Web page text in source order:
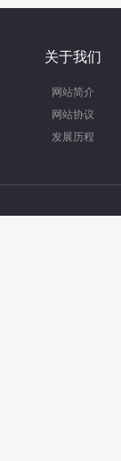
关于我们
网站简介
网站协议
发展历程